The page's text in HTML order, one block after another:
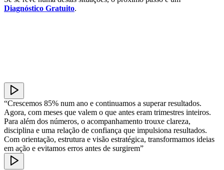
Diagnóstico Gratuito.
“Crescemos 85% num ano e continuamos a superar resultados.
Agora, com meses que valem o que antes eram trimestres inteiros.
Para além dos números, o acompanhamento trouxe clareza,
disciplina e uma relação de confiança que impulsiona resultados.
Com orientação, estrutura e visão estratégica, transformamos ideias
em ação e evitamos erros antes de surgirem”